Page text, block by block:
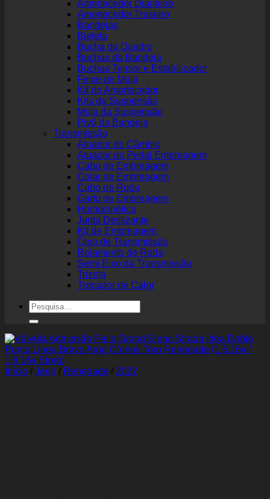
Amortecedor Dianteiro
Amortecedor Traseiro
Bandejas
Bieleta
Bucha do Quadro
Buchas da Bandeja
Buchas Tensor e Estabilizador
Feixe de Mola
Kit do Amortecedor
Kits da Suspensão
Mola da Suspensão
Pivô da Bandeja
Transmissão
Atuador do Câmbio
Atuador do Pedal Embreagem
Cabo de Embreagem
Colar de Embreagem
Cubo de Roda
Garfo de Embreagem
Homocinética
Junta Deslizante
Kit de Embreagem
Óleo de Transmissão
Rolamento de Roda
Semi Eixo da Transmissão
Trizeta
Trocador de Calor
Pesquisar
por:
Início / Jeep / Renegade / 2022